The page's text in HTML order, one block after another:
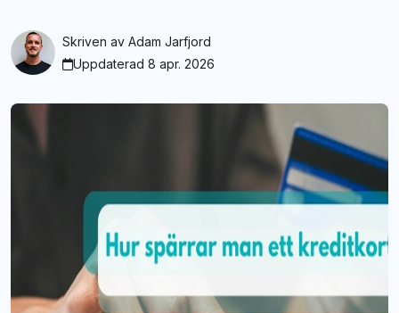
Skriven av Adam Jarfjord
Uppdaterad 8 apr. 2026